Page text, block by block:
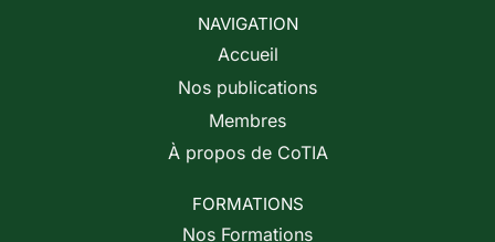
NAVIGATION
Accueil
Nos publications
Membres
À propos de CoTIA
FORMATIONS
Nos Formations